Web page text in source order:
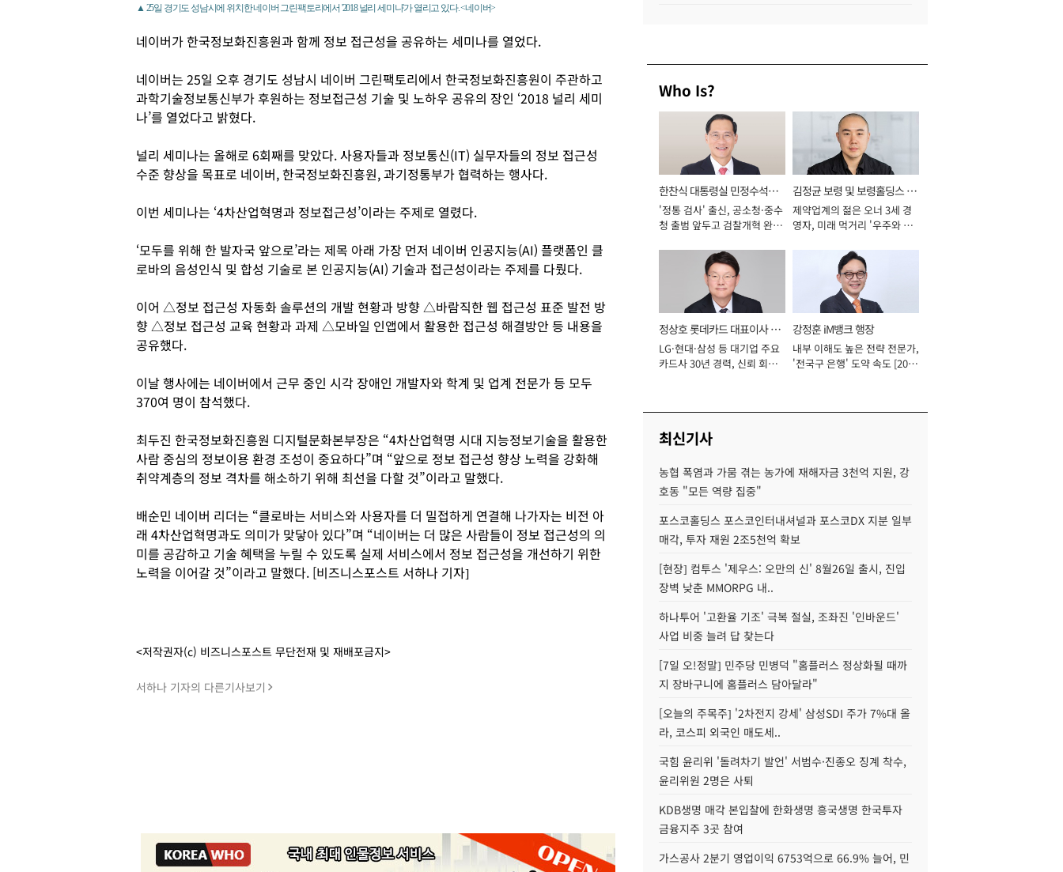
▲ 25일 경기도 성남시에 위치한 네이버 그린팩토리에서 '2018 널리 세미나'가 열리고 있다. <네이버>
네이버가 한국정보화진흥원과 함께 정보 접근성을 공유하는 세미나를 열었다.
네이버는 25일 오후 경기도 성남시 네이버 그린팩토리에서 한국정보화진흥원이 주관하고
과학기술정보통신부가 후원하는 정보접근성 기술 및 노하우 공유의 장인 ‘2018 널리 세미
나’를 열었다고 밝혔다.
널리 세미나는 올해로 6회째를 맞았다. 사용자들과 정보통신(IT) 실무자들의 정보 접근성
수준 향상을 목표로 네이버, 한국정보화진흥원, 과기정통부가 협력하는 행사다.
이번 세미나는 ‘4차산업혁명과 정보접근성’이라는 주제로 열렸다.
‘모두를 위해 한 발자국 앞으로’라는 제목 아래 가장 먼저 네이버 인공지능(AI) 플랫폼인 클
로바의 음성인식 및 합성 기술로 본 인공지능(AI) 기술과 접근성이라는 주제를 다뤘다.
이어 △정보 접근성 자동화 솔루션의 개발 현황과 방향 △바람직한 웹 접근성 표준 발전 방
향 △정보 접근성 교육 현황과 과제 △모바일 인앱에서 활용한 접근성 해결방안 등 내용을
공유했다.
이날 행사에는 네이버에서 근무 중인 시각 장애인 개발자와 학계 및 업계 전문가 등 모두
370여 명이 참석했다.
최두진 한국정보화진흥원 디지털문화본부장은 “4차산업혁명 시대 지능정보기술을 활용한
사람 중심의 정보이용 환경 조성이 중요하다”며 “앞으로 정보 접근성 향상 노력을 강화해
취약계층의 정보 격차를 해소하기 위해 최선을 다할 것”이라고 말했다.
배순민 네이버 리더는 “클로바는 서비스와 사용자를 더 밀접하게 연결해 나가자는 비전 아
래 4차산업혁명과도 의미가 맞닿아 있다”며 “네이버는 더 많은 사람들이 정보 접근성의 의
미를 공감하고 기술 혜택을 누릴 수 있도록 실제 서비스에서 정보 접근성을 개선하기 위한
노력을 이어갈 것”이라고 말했다. [비즈니스포스트 서하나 기자]
<저작권자(c) 비즈니스포스트 무단전재 및 재배포금지>
서하나 기자의 다른기사보기
Who Is?
한찬식 대통령실 민정수석비
서관
'정통 검사' 출신, 공소청·중수
청 출범 앞두고 검찰개혁 완수
김정균 보령 및 보령홀딩스 대
표이사 사장
제약업계의 젊은 오너 3세 경
영자, 미래 먹거리 '우주와 헬
정상호 롯데카드 대표이사 사
장
LG·현대·삼성 등 대기업 주요
카드사 30년 경력, 신뢰 회복
강정훈 iM뱅크 행장
내부 이해도 높은 전략 전문가,
'전국구 은행' 도약 속도 [2026
최신기사
농협 폭염과 가뭄 겪는 농가에 재해자금 3천억 지원, 강
호동 "모든 역량 집중"
포스코홀딩스 포스코인터내셔널과 포스코DX 지분 일부
매각, 투자 재원 2조5천억 확보
[현장] 컴투스 '제우스: 오만의 신' 8월26일 출시, 진입
장벽 낮춘 MMORPG 내..
하나투어 '고환율 기조' 극복 절실, 조좌진 '인바운드'
사업 비중 늘려 답 찾는다
[7일 오!정말] 민주당 민병덕 "홈플러스 정상화될 때까
지 장바구니에 홈플러스 담아달라"
[오늘의 주목주] '2차전지 강세' 삼성SDI 주가 7%대 올
라, 코스피 외국인 매도세..
국힘 윤리위 '돌려차기 발언' 서범수·진종오 징계 착수,
윤리위원 2명은 사퇴
KDB생명 매각 본입찰에 한화생명 흥국생명 한국투자
금융지주 3곳 참여
가스공사 2분기 영업이익 6753억으로 66.9% 늘어, 민